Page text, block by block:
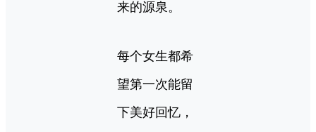
来的源泉。
每个女生都希
望第一次能留
下美好回忆，